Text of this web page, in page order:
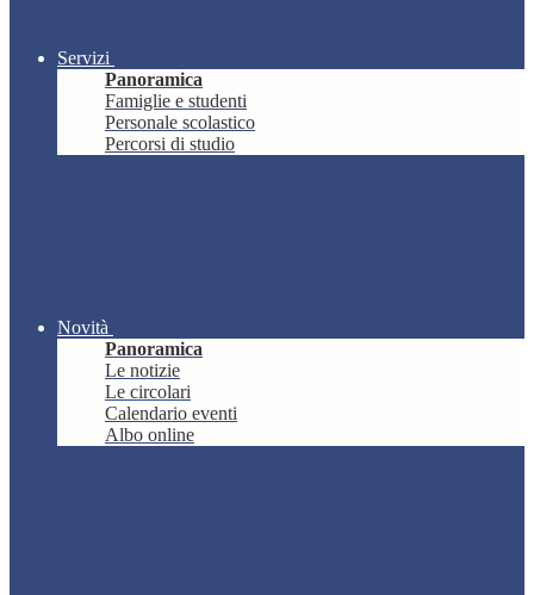
Servizi
Panoramica
Famiglie e studenti
Personale scolastico
Percorsi di studio
Novità
Panoramica
Le notizie
Le circolari
Calendario eventi
Albo online